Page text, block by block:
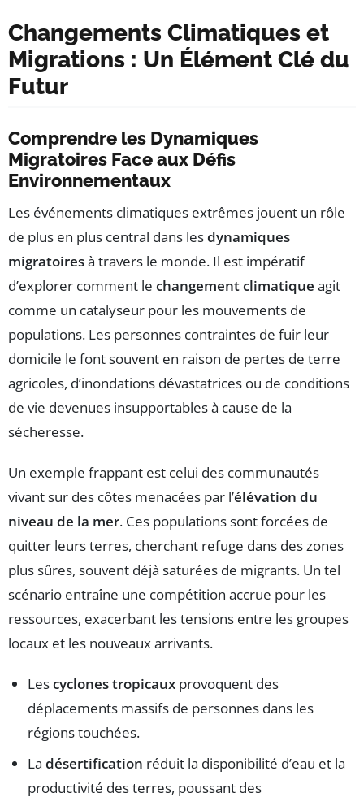
Changements Climatiques et
Migrations : Un Élément Clé du
Futur
Comprendre les Dynamiques
Migratoires Face aux Défis
Environnementaux
Les événements climatiques extrêmes jouent un rôle
de plus en plus central dans lesdynamiques
migratoiresà travers le monde. Il est impératif
d’explorer comment le changement climatique agit
comme un catalyseur pour les mouvements de
populations. Les personnes contraintes de fuir leur
domicile le font souvent en raison de pertes de terre
agricoles, d’inondations dévastatrices ou de conditions
de vie devenues insupportables à cause de la
sécheresse.
Un exemple frappant est celui des communautés
vivant sur des côtes menacées par l’élévation du
niveau de la mer. Ces populations sont forcées de
quitter leurs terres, cherchant refuge dans des zones
plus sûres, souvent déjà saturées de migrants. Un tel
scénario entraîne une compétition accrue pour les
ressources, exacerbant les tensions entre les groupes
locaux et les nouveaux arrivants.
Lescyclones tropicaux provoquent des
déplacements massifs de personnes dans les
régions touchées.
La désertification réduit la disponibilité d’eau et la
productivité des terres, poussant des